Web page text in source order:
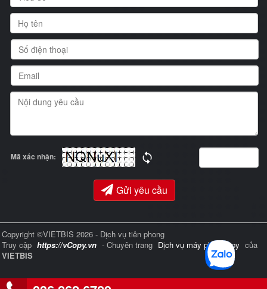
Mã xác nhận:
Gửi yêu cầu
Copyright ©VIETBIS 2026 - Dịch vụ tiên phong
Truy cập https://vCopy.vn - Chuyên trang Dịch vụ máy photocopy của
VIETBIS